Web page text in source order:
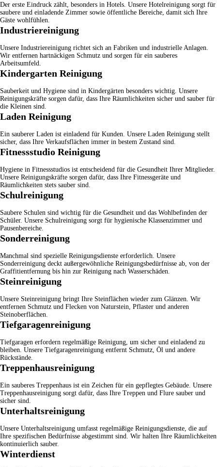
Der erste Eindruck zählt, besonders in Hotels. Unsere Hotelreinigung sorgt für
saubere und einladende Zimmer sowie öffentliche Bereiche, damit sich Ihre
Gäste wohlfühlen.
Industriereinigung
Unsere Industriereinigung richtet sich an Fabriken und industrielle Anlagen.
Wir entfernen hartnäckigen Schmutz und sorgen für ein sauberes
Arbeitsumfeld.
Kindergarten Reinigung
Sauberkeit und Hygiene sind in Kindergärten besonders wichtig. Unsere
Reinigungskräfte sorgen dafür, dass Ihre Räumlichkeiten sicher und sauber für
die Kleinen sind.
Laden Reinigung
Ein sauberer Laden ist einladend für Kunden. Unsere Laden Reinigung stellt
sicher, dass Ihre Verkaufsflächen immer in bestem Zustand sind.
Fitnessstudio Reinigung
Hygiene in Fitnessstudios ist entscheidend für die Gesundheit Ihrer Mitglieder.
Unsere Reinigungskräfte sorgen dafür, dass Ihre Fitnessgeräte und
Räumlichkeiten stets sauber sind.
Schulreinigung
Saubere Schulen sind wichtig für die Gesundheit und das Wohlbefinden der
Schüler. Unsere Schulreinigung sorgt für hygienische Klassenzimmer und
Pausenbereiche.
Sonderreinigung
Manchmal sind spezielle Reinigungsdienste erforderlich. Unsere
Sonderreinigung deckt außergewöhnliche Reinigungsbedürfnisse ab, von der
Graffitientfernung bis hin zur Reinigung nach Wasserschäden.
Steinreinigung
Unsere Steinreinigung bringt Ihre Steinflächen wieder zum Glänzen. Wir
entfernen Schmutz und Flecken von Naturstein, Pflaster und anderen
Steinoberflächen.
Tiefgaragenreinigung
Tiefgaragen erfordern regelmäßige Reinigung, um sicher und einladend zu
bleiben. Unsere Tiefgaragenreinigung entfernt Schmutz, Öl und andere
Rückstände.
Treppenhausreinigung
Ein sauberes Treppenhaus ist ein Zeichen für ein gepflegtes Gebäude. Unsere
Treppenhausreinigung sorgt dafür, dass Ihre Treppen und Flure sauber und
sicher sind.
Unterhaltsreinigung
Unsere Unterhaltsreinigung umfasst regelmäßige Reinigungsdienste, die auf
Ihre spezifischen Bedürfnisse abgestimmt sind. Wir halten Ihre Räumlichkeiten
kontinuierlich sauber.
Winterdienst